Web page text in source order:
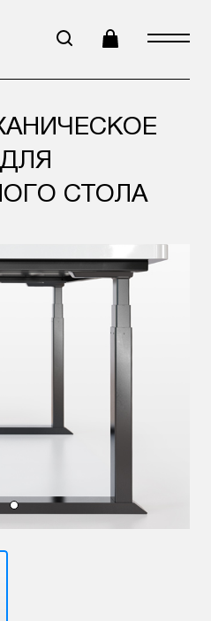
СТОЛА